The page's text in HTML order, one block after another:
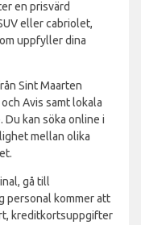
en prisvärd
eller cabriolet,
uppfyller dina
Sint Maarten
Avis samt lokala
kan söka online i
mellan olika
gå till
personal kommer att
kreditkortsuppgifter